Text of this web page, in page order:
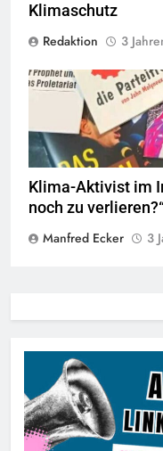
Klimaschutz
Redaktion
3
Klima-Aktivist im
noch zu
Manfred Ecker
3